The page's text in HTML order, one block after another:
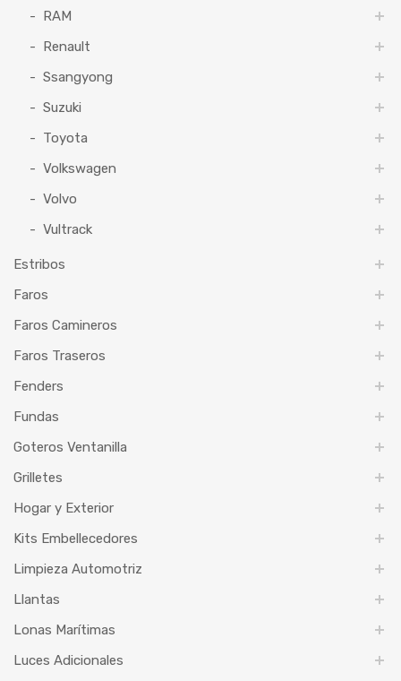
RAM
Renault
Ssangyong
Suzuki
Toyota
Volkswagen
Volvo
Vultrack
Estribos
Faros
Faros Camineros
Faros Traseros
Fenders
Fundas
Goteros Ventanilla
Grilletes
Hogar y Exterior
Kits Embellecedores
Limpieza Automotriz
Llantas
Lonas Marítimas
Luces Adicionales